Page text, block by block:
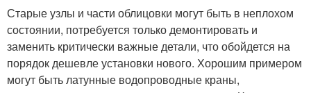
Старые узлы и части облицовки могут быть в неплохом
состоянии, потребуется только демонтировать и
заменить критически важные детали, что обойдется на
порядок дешевле установки нового. Хорошим примером
могут быть латунные водопроводные краны,